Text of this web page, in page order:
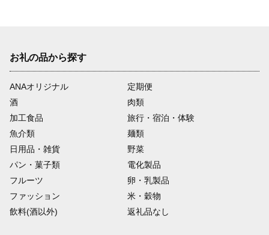
お礼の品から探す
ANAオリジナル
定期便
酒
肉類
加工食品
旅行・宿泊・体験
魚介類
麺類
日用品・雑貨
野菜
パン・菓子類
電化製品
フルーツ
卵・乳製品
ファッション
米・穀物
飲料(酒以外)
返礼品なし